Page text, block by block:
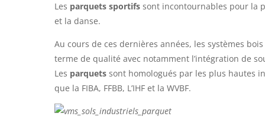
Les parquets sportifssont incontournables pour la
et la danse.
Au cours de ces dernières années, les systèmes
terme de qualité avec notamment l’intégration de
Les parquetssont homologués par les plus hautes
que la FIBA, FFBB, L’IHF et la WVBF.